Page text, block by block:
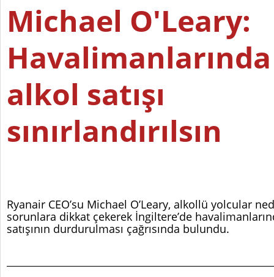
Michael O'Leary:
Havalimanlarında
alkol satışı
sınırlandırılsın
Ryanair CEO’su Michael O’Leary, alkollü yolcular
sorunlara dikkat çekerek İngiltere’de
satışının durdurulması çağrısında bulundu.